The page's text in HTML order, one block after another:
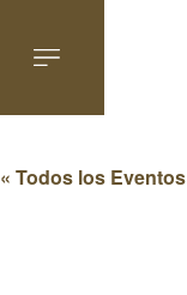
« Todos los Eventos